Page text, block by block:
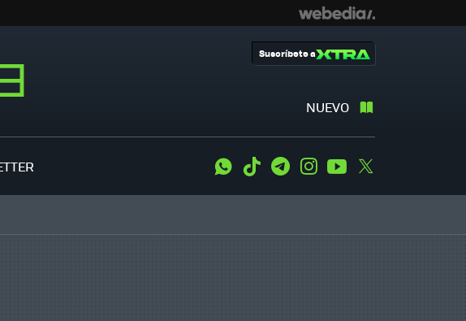
NUEVO
Suscríbete a
WhatsApp
Tiktok TelegramInstagramYoutube